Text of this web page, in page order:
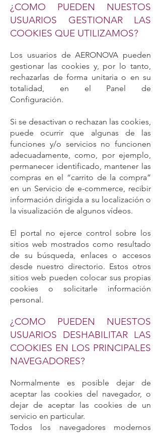
¿COMO PUEDEN NUESTOS
USUARIOS GESTIONAR LAS
COOKIES QUE UTILIZAMOS?
Los usuarios de AERONOVA pueden
gestionar las cookies y, por lo tanto,
rechazarlas de forma unitaria o en su
totalidad, en el Panel de
Configuración.
Si se desactivan o rechazan las cookies,
puede ocurrir que algunas de las
funciones y/o servicios no funcionen
adecuadamente, como, por ejemplo,
permanecer identificado, mantener las
compras en el “carrito de la compra”
en un Servicio de e-commerce, recibir
información dirigida a su localización o
la visualización de algunos vídeos.
El portal no ejerce control sobre los
sitios web mostrados como resultado
de su búsqueda, enlaces o accesos
desde nuestro directorio. Estos otros
sitios web pueden colocar sus propias
cookies o solicitarle información
personal.
¿COMO PUEDEN NUESTOS
USUARIOS DESHABILITAR LAS
COOKIES EN LOS PRINCIPALES
NAVEGADORES?
Normalmente es posible dejar de
aceptar las cookies del navegador, o
dejar de aceptar las cookies de un
servicio en particular.
Todos los navegadores modernos